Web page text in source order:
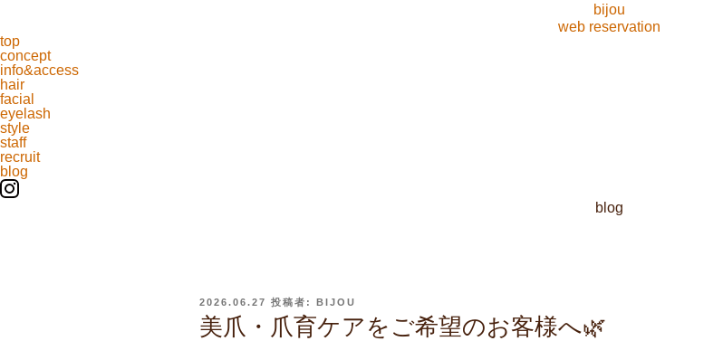
bijou
web reservation
top
concept
info&access
hair
facial
eyelash
style
staff
recruit
blog
blog
投
日:
2026.06.27 投稿者: BIJOU
美爪・爪育ケアをご希望のお客様へ🌿